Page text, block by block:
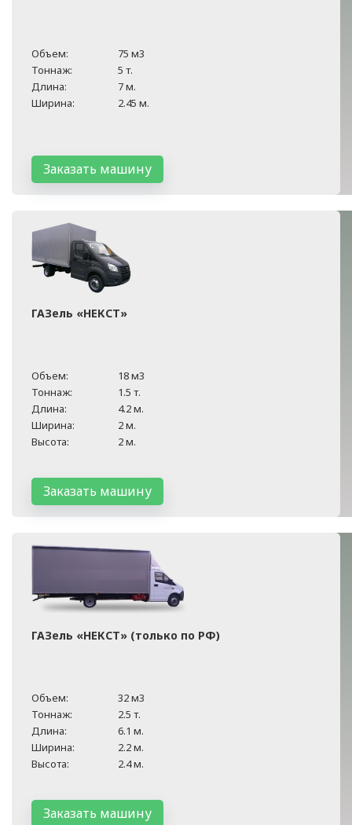
Объем:
75 м3
Тоннаж:
5 т.
Длина:
7 м.
Ширина:
2.45 м.
Заказать машину
ГАЗель «НЕКСТ»
Объем:
18 м3
Тоннаж:
1.5 т.
Длина:
4.2 м.
Ширина:
2 м.
Высота:
2 м.
Заказать машину
ГАЗель «НЕКСТ» (только по РФ)
Объем:
32 м3
Тоннаж:
2.5 т.
Длина:
6.1 м.
Ширина:
2.2 м.
Высота:
2.4 м.
Заказать машину